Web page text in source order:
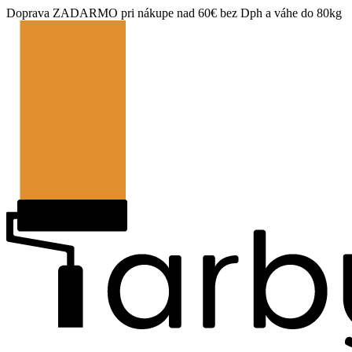
Doprava ZADARMO pri nákupe nad 60€ bez Dph a váhe do 80kg